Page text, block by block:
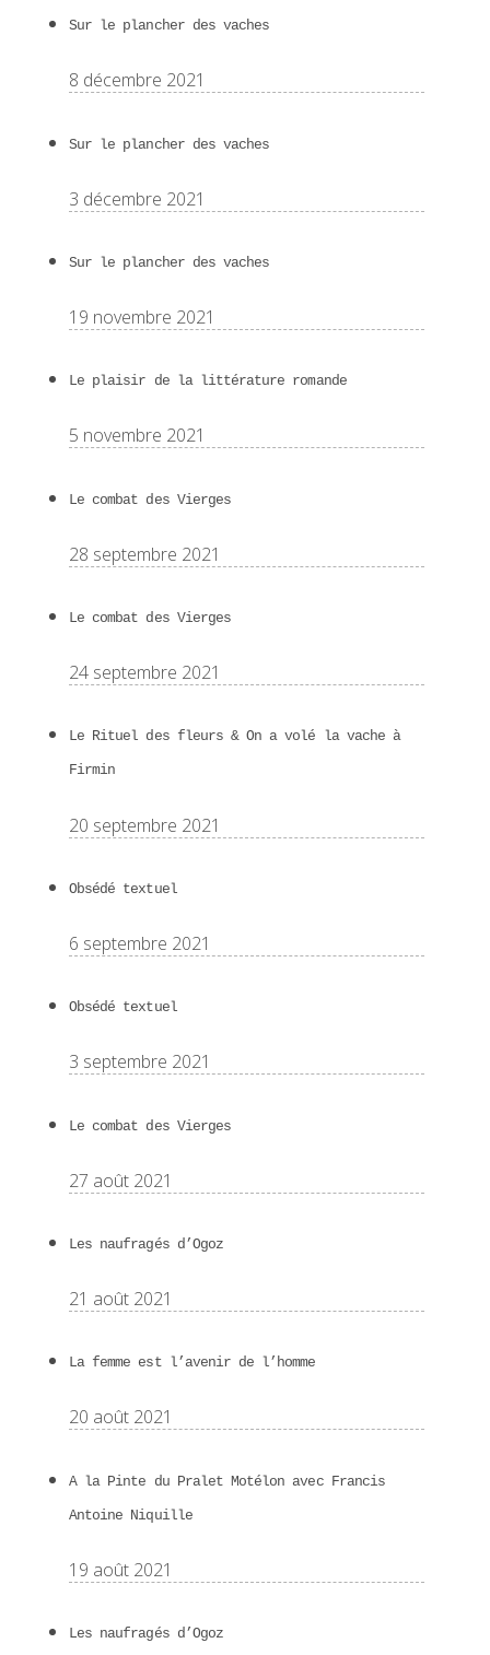
Sur le plancher des vaches
8 décembre 2021
Sur le plancher des vaches
3 décembre 2021
Sur le plancher des vaches
19 novembre 2021
Le plaisir de la littérature romande
5 novembre 2021
Le combat des Vierges
28 septembre 2021
Le combat des Vierges
24 septembre 2021
Le Rituel des fleurs & On a volé la vache à
Firmin
20 septembre 2021
Obsédé textuel
6 septembre 2021
Obsédé textuel
3 septembre 2021
Le combat des Vierges
27 août 2021
Les naufragés d’Ogoz
21 août 2021
La femme est l’avenir de l’homme
20 août 2021
A la Pinte du Pralet Motélon avec Francis
Antoine Niquille
19 août 2021
Les naufragés d’Ogoz